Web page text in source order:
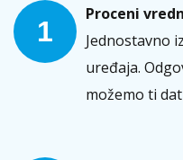
1
Proceni
Jednostavno
uređaja.
možemo ti